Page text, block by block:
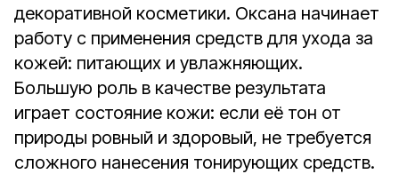
декоративной косметики. Оксана начинает
работу с применения средств для ухода за
кожей: питающих и увлажняющих.
Большую роль в качестве результата
играет состояние кожи: если её тон от
природы ровный и здоровый, не требуется
сложного нанесения тонирующих средств.